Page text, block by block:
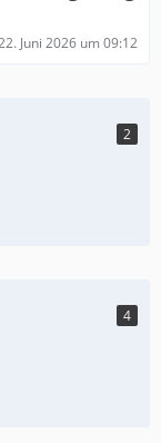
Juni 2026 um 09:12
2
4